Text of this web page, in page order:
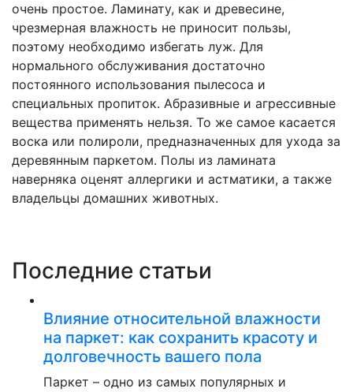
очень простое. Ламинату, как и древесине,
чрезмерная влажность не приносит пользы,
поэтому необходимо избегать луж. Для
нормального обслуживания достаточно
постоянного использования пылесоса и
специальных пропиток. Абразивные и агрессивные
вещества применять нельзя. То же самое касается
воска или полироли, предназначенных для ухода за
деревянным паркетом. Полы из ламината
наверняка оценят аллергики и астматики, а также
владельцы домашних животных.
Последние статьи
Влияние относительной влажности
на паркет: как сохранить красоту и
долговечность вашего пола
Паркет – одно из самых популярных и